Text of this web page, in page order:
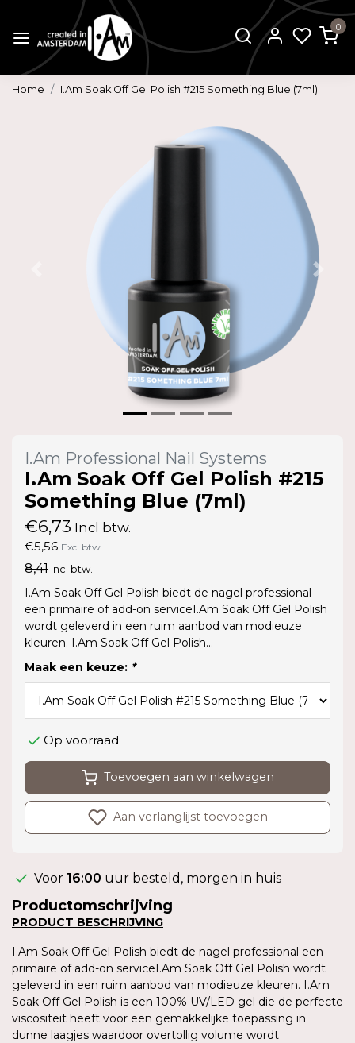
0
Home I.Am Soak Off Gel Polish #215 Something Blue (7ml)
I.Am Professional Nail Systems
I.Am Soak Off Gel Polish #215
Something Blue (7ml)
€6,73 Incl btw.
€5,56 Excl btw.
8,41Incl btw.
I.Am Soak Off Gel Polish biedt de nagel professional
een primaire of add-on serviceI.Am Soak Off Gel Polish
wordt geleverd in een ruim aanbod van modieuze
kleuren. I.Am Soak Off Gel Polish...
Maak een keuze: *
Op voorraad
Toevoegen aan winkelwagen
Aan verlanglijst toevoegen
Voor 16:00 uur besteld, morgen in huis
Productomschrijving
PRODUCT BESCHRIJVING
I.Am Soak Off Gel Polish biedt de nagel professional een
primaire of add-on serviceI.Am Soak Off Gel Polish wordt
geleverd in een ruim aanbod van modieuze kleuren. I.Am
Soak Off Gel Polish is een 100% UV/LED gel die de perfecte
viscositeit heeft voor een gemakkelijke toepassing in
dunne laagjes waardoor overtollig volume wordt